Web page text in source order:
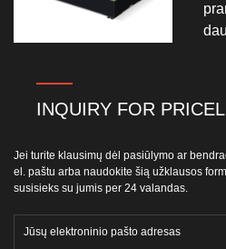
INQUIRY FOR
Jei turite klausimų dėl pasiūlymo ar
el. paštu arba naudokite šią užklausos
susisieks su jumis per 24 valandas.